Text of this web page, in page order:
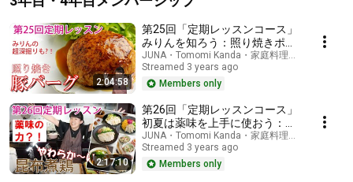
2:04:58
第25回「定期レッスンコース」
みりんを知ろう：照り焼きポー
クハンバーグ、野菜で作る照り
焼きおかずなど
JUNA・Tomomi Kanda・家庭料理研究家
Streamed 3 years ago
Members only
2:17:10
第26回「定期レッスンコース」
初夏は薬味を上手に使おう：煮
鶏と薬味でさっぱり料理、薬味
ごはん、煮汁で作るラーメンな
ど
JUNA・Tomomi Kanda・家庭料理研究家
Streamed 3 years ago
Members only